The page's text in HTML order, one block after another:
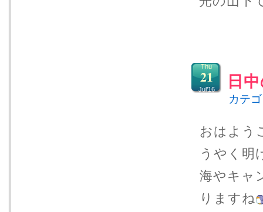
日
Thu
21
Jul’16
カテ
おはよう
うやく明
海やキャ
りますね